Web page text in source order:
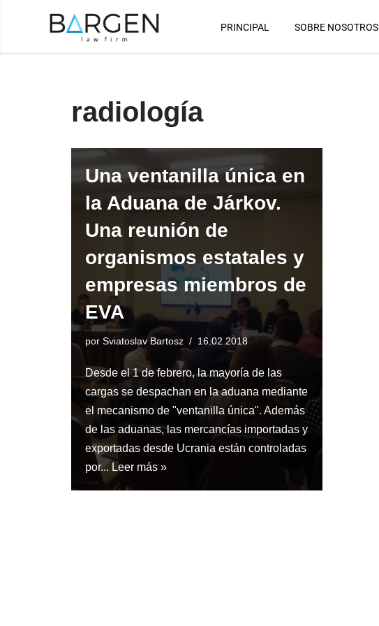
PRINCIPAL SOBRE NOSOTROS
radiología
Una ventanilla única en
la Aduana de Járkov.
Una reunión de
organismos estatales y
empresas miembros de
EVA
por Sviatoslav Bartosz 16.02.2018
Desde el 1 de febrero, la mayoría de las
cargas se despachan en la aduana mediante
el mecanismo de "ventanilla única". Además
de las aduanas, las mercancías importadas y
exportadas desde Ucrania están controladas
por... Leer más »